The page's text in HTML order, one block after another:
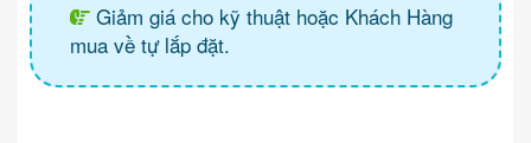
Giảm giá cho kỹ thuật hoặc Khách Hàng
mua về tự lắp đặt.